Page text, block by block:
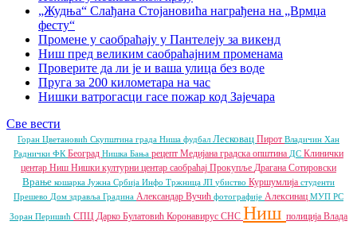
„Жудња“ Слађана Стојановића награђена на „Врмџа
фесту“
Промене у саобраћају у Пантелеју за викенд
Ниш пред великим саобраћајним променама
Проверите да ли је и ваша улица без воде
Пруга за 200 километара на час
Нишки ватрогасци гасе пожар код Зајечара
Све вести
Горан Цветановић Скупштина града Ниша фудбал Лесковац Пирот Владичин Хан
Раднички ФК Београд Нишка Бања рецепт Медијана градска општина ДС Клинички
центар Ниш Нишки културни центар саобраћај Прокупље Драгана Сотировски
Врање кошарка Јужна Србија Инфо Тржница ЈП убиство Куршумлија студенти
Прешево Дом здравља Градина Александар Вучић фотографије Алексинац МУП РС
Зоран Перишић СПЦ Дарко Булатовић Коронавирус СНС Ниш полиција Влада